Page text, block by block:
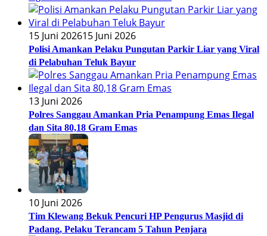
15 Juni 202615 Juni 2026
Polisi Amankan Pelaku Pungutan Parkir Liar yang Viral
di Pelabuhan Teluk Bayur
13 Juni 2026
Polres Sanggau Amankan Pria Penampung Emas Ilegal
dan Sita 80,18 Gram Emas
10 Juni 2026
Tim Klewang Bekuk Pencuri HP Pengurus Masjid di
Padang, Pelaku Terancam 5 Tahun Penjara